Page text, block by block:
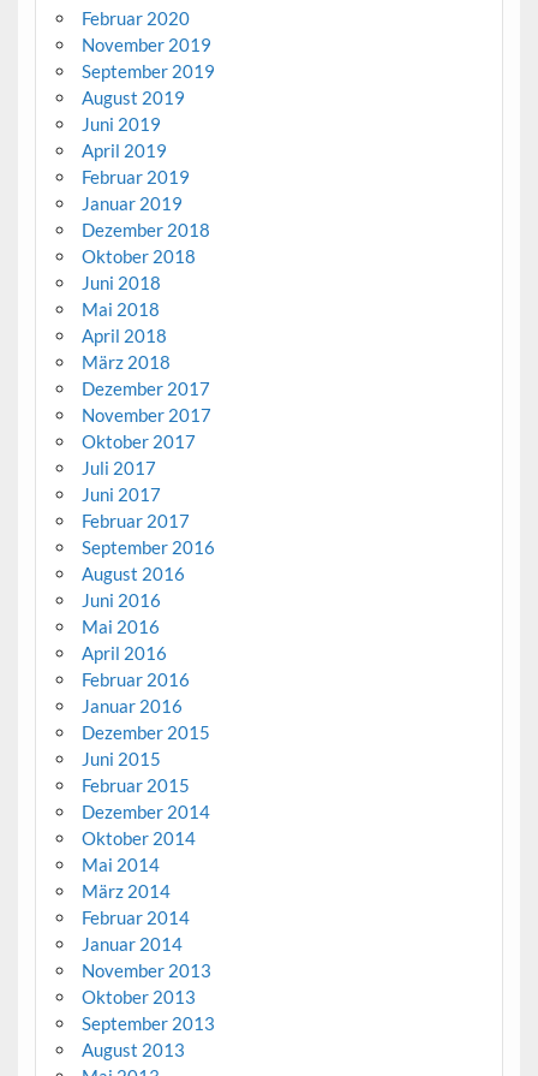
Februar 2020
November 2019
September 2019
August 2019
Juni 2019
April 2019
Februar 2019
Januar 2019
Dezember 2018
Oktober 2018
Juni 2018
Mai 2018
April 2018
März 2018
Dezember 2017
November 2017
Oktober 2017
Juli 2017
Juni 2017
Februar 2017
September 2016
August 2016
Juni 2016
Mai 2016
April 2016
Februar 2016
Januar 2016
Dezember 2015
Juni 2015
Februar 2015
Dezember 2014
Oktober 2014
Mai 2014
März 2014
Februar 2014
Januar 2014
November 2013
Oktober 2013
September 2013
August 2013